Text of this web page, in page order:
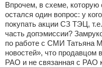
Впрочем, в схеме,
остался один вопрос: у
покупать акции СЗ ТЭЦ,
часть допэмиссии?
по работе с СМИ Татьяна
новостей», что продавцом
РАО и не связанная с РАО